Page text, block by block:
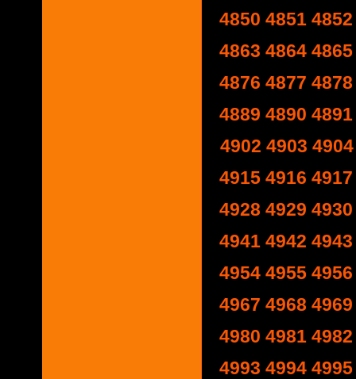
4850 4851 4852
4863 4864 4865
4876 4877 4878
4889 4890 4891
4902 4903 4904
4915 4916 4917
4928 4929 4930
4941 4942 4943
4954 4955 4956
4967 4968 4969
4980 4981 4982
4993 4994 4995